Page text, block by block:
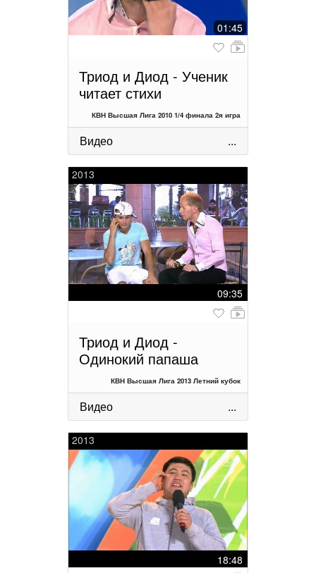
01:45
Триод и Диод - Ученик
читает стихи
КВН Высшая Лига 2010 1/4 финала 2я игра
Видео ...
2013
09:35
Триод и Диод -
Одинокий папаша
КВН Высшая Лига 2013 Летний кубок
Видео ...
2013
18:48